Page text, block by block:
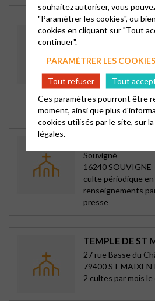
CENTRE
Châtellerault
86100
Dimanche à 10h30,
dimanche
Souvigné
16240 SOUVIGNE
culte périodique
renseignements
presse
TEMPLE DE ST
27 rue Basse du
79400 ST
2 cultes par mois
souhaitez autoriser, vous
"Paramétrer les cookies", ou
cookies en cliquant sur "Tout
continuer".
PARAMÉTRER LES COOKIES
Tout refuser
Tout
Ces paramètres pourront être
moment, ainsi que plus
cookies utilisés par le site, sur
légales.